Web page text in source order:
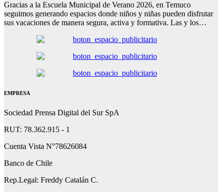
Gracias a la Escuela Municipal de Verano 2026, en Temuco
seguimos generando espacios donde niños y niñas pueden disfrutar
sus vacaciones de manera segura, activa y formativa. Las y los…
EMPRESA
Sociedad Prensa Digital del Sur SpA
RUT: 78.362.915 - 1
Cuenta Vista N°78626084
Banco de Chile
Rep.Legal: Freddy Catalán C.